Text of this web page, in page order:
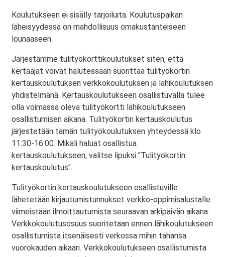
Koulutukseen ei sisälly tarjoiluita. Koulutuspaikan
läheisyydessä on mahdollisuus omakustanteiseen
lounaaseen.
Järjestämme tulityökorttikoulutukset siten, että
kertaajat voivat halutessaan suorittaa tulityökortin
kertauskoulutuksen verkkokoulutuksen ja lähikoulutuksen
yhdistelmänä. Kertauskoulutukseen osallistuvalla tulee
olla voimassa oleva tulityökortti lähikoulutukseen
osallistumisen aikana. Tulityökortin kertauskoulutus
järjestetään tämän tulityökoulutuksen yhteydessä klo
11:30-16:00. Mikäli haluat osallistua
kertauskoulutukseen, valitse lipuksi "Tulityökortin
kertauskoulutus".
Tulityökortin kertauskoulutukseen osallistuville
lähetetään kirjautumistunnukset verkko-oppimisalustalle
viimeistään ilmoittautumista seuraavan arkipäivän aikana.
Verkkokoulutusosuus suoritetaan ennen lähikoulutukseen
osallistumista itsenäisesti verkossa mihin tahansa
vuorokauden aikaan. Verkkokoulutukseen osallistumista